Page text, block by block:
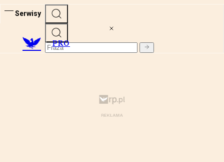
Serwisy
PRO